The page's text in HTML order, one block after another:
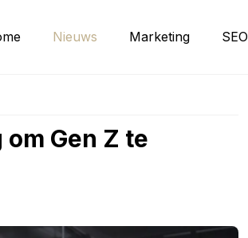
Nieuws Marketing SEO
Gen Z te